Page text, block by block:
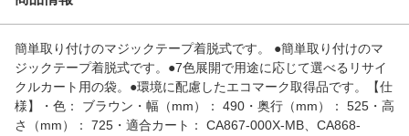
金融・マネー・保険
デジタルコンテンツ
ビジネス・その他サービス
Apple公式サイト×楽天カード分割払い
簡単取り付けのマジックテープ着脱式です。 ●簡単取り付けのマ
ジックテープ着脱式です。●7色展開で用途に応じて選べるリサイ
クルカート用の袋。●環境に配慮したエコマーク取得品です。【仕
様】・色： ブラウン・幅（mm）： 490・奥行（mm）： 525・高
さ（mm）： 725・適合カート： CA867-000X-MB、CA868-